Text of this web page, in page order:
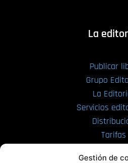
Gestión de
La
Publicar
Grupo
La
Servicios
Tarifas